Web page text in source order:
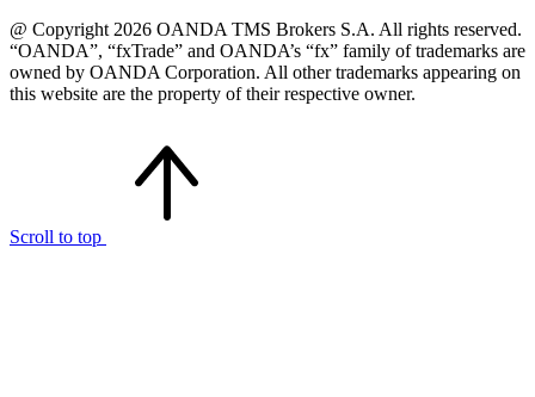
@ Copyright 2026 OANDA TMS Brokers S.A. All rights reserved.
“OANDA”, “fxTrade” and OANDA’s “fx” family of trademarks are
owned by OANDA Corporation. All other trademarks appearing on
this website are the property of their respective owner.
Scroll to top